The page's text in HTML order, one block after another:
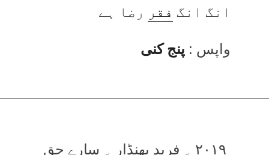
انگ انگ فقر رضا ہے
واپس : پنج کنی
۲۰۱۹ ۔ فرید بھنڈار ۔ سارے حق